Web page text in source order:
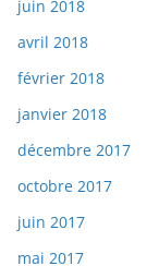
juin 2018
avril 2018
février 2018
janvier 2018
décembre 2017
octobre 2017
juin 2017
mai 2017